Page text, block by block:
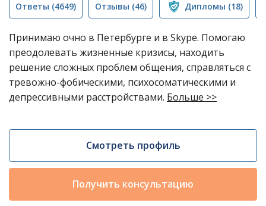
Ответы (4649) Отзывы (46) Дипломы (18)
Принимаю очно в Петербурге и в Skype. Помогаю
преодолевать жизненные кризисы, находить
решение сложных проблем общения, справляться с
тревожно-фобическими, психосоматическими и
депрессивными расстройствами. Больше >>
Смотреть профиль
Получить консультацию